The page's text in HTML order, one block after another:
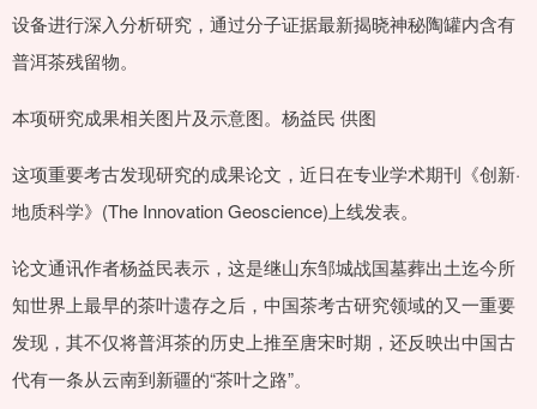
设备进行深入分析研究，通过分子证据最新揭晓神秘陶罐内含有
普洱茶残留物。
本项研究成果相关图片及示意图。杨益民 供图
这项重要考古发现研究的成果论文，近日在专业学术期刊《创新·
地质科学》(The Innovation Geoscience)上线发表。
论文通讯作者杨益民表示，这是继山东邹城战国墓葬出土迄今所
知世界上最早的茶叶遗存之后，中国茶考古研究领域的又一重要
发现，其不仅将普洱茶的历史上推至唐宋时期，还反映出中国古
代有一条从云南到新疆的“茶叶之路”。